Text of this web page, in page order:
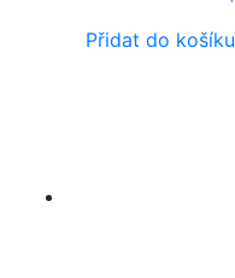
Přidat do košíku